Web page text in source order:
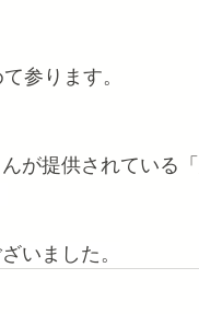
参ります。
が提供されている「
いました。